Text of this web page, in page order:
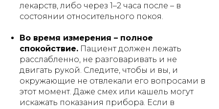
лекарств, либо через 1–2 часа после – в
состоянии относительного покоя.
Во время измерения – полное
спокойствие. Пациент должен лежать
расслабленно, не разговаривать и не
двигать рукой​. Следите, чтобы и вы, и
окружающие не отвлекали его вопросами в
этот момент. Даже смех или кашель могут
искажать показания прибора. Если в